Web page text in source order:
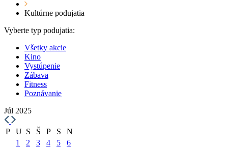
Kultúrne podujatia
Vyberte typ podujatia:
Všetky akcie
Kino
Vystúpenie
Zábava
Fitness
Poznávanie
Júl 2025
P U S Š P S
N
1
2 3 4 5
6